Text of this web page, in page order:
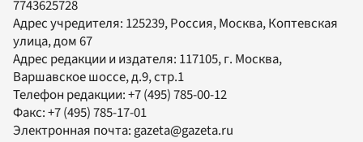
7743625728
Адрес учредителя: 125239, Россия, Москва, Коптевская
улица, дом 67
Адрес редакции и издателя: 117105, г. Москва,
Варшавское шоссе, д.9, стр.1
Телефон редакции:+7 (495) 785-00-12
Факс:+7 (495) 785-17-01
Электронная почта:gazeta@gazeta.ru